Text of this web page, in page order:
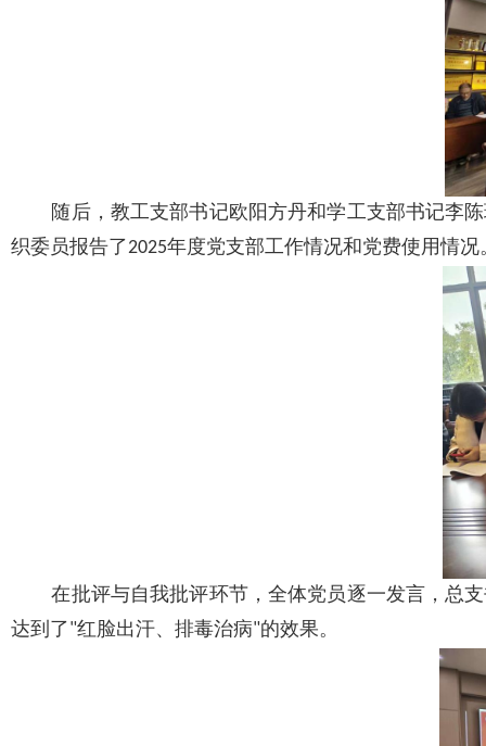
随后，教工支部书记欧阳方丹和学工支部书记李
织委员报告了2025年度党支部工作情况和党费使用情况
在批评与自我批评环节，全体党员逐一发言，总
达到了"红脸出汗、排毒治病"的效果。